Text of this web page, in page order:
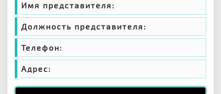
Имя представителя:
Должность представителя:
Телефон:
Адрес: